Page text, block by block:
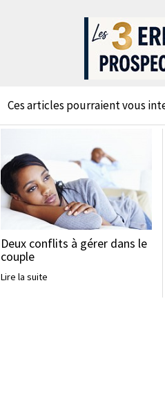
Ces articles pourraient vous
Deux conflits à gérer dans le
couple
Lire la suite